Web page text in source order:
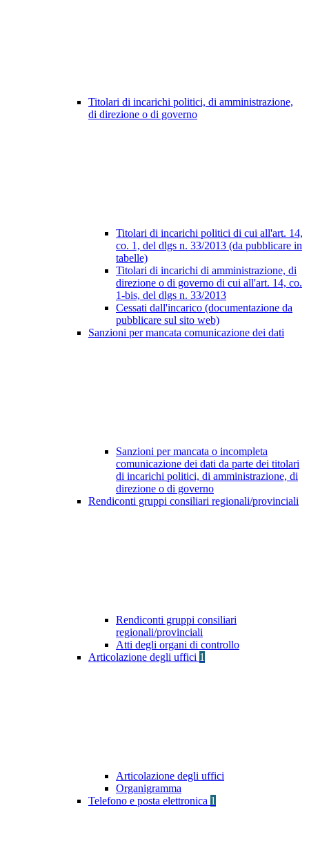
Titolari di incarichi politici, di amministrazione,
di direzione o di governo
Titolari di incarichi politici di cui all'art. 14,
co. 1, del dlgs n. 33/2013 (da pubblicare in
tabelle)
Titolari di incarichi di amministrazione, di
direzione o di governo di cui all'art. 14, co.
1-bis, del dlgs n. 33/2013
Cessati dall'incarico (documentazione da
pubblicare sul sito web)
Sanzioni per mancata comunicazione dei dati
Sanzioni per mancata o incompleta
comunicazione dei dati da parte dei titolari
di incarichi politici, di amministrazione, di
direzione o di governo
Rendiconti gruppi consiliari regionali/provinciali
Rendiconti gruppi consiliari
regionali/provinciali
Atti degli organi di controllo
Articolazione degli uffici 1
Articolazione degli uffici
Organigramma
Telefono e posta elettronica 1